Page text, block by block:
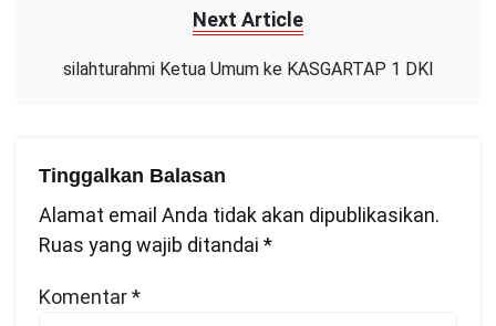
Next Article
silahturahmi Ketua Umum ke KASGARTAP 1 DKI
Tinggalkan Balasan
Alamat email Anda tidak akan dipublikasikan.
Ruas yang wajib ditandai *
Komentar*